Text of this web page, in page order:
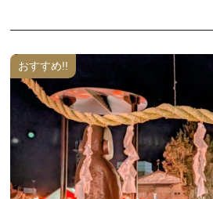
です。
観光案内はお任せ！道の駅日光観光情
今市支部事務所）と、コンビニエンス
さい。
★2026年4月から、新施設として「交流
館内にはフリースペースの他、授乳室が
おすすめ!!